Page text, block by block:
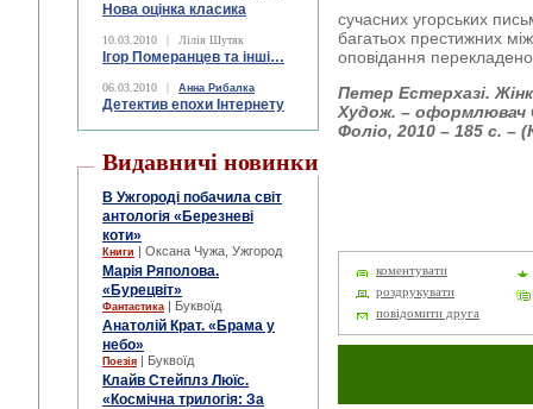
Нова оцінка класика
10.03.2010 | Лілія Шутяк
Ігор Померанцев та інші…
06.03.2010 | Анна Рибалка
Детектив епохи Інтернету
Видавничі новинки
В Ужгороді побачила світ
антологія «Березневі
коти»
Книги | Оксана Чужа, Ужгород
Марія Ряполова.
«Бурецвіт»
Фантастика | Буквоїд
Анатолій Крат. «Брама у
небо»
Поезія | Буквоїд
Клайв Стейплз Люїс.
«Космічна трилогія: За
сучасних угорських
багатьох престижних
оповідання
Петер Естерхазі.
Худож. – оформлювач
Фоліо, 2010 – 185 с. –
коментувати
роздрукувати
повідомити друга